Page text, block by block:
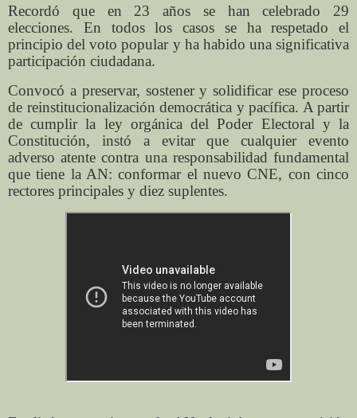
Recordó que en 23 años se han celebrado 29
elecciones. En todos los casos se ha respetado el
principio del voto popular y ha habido una significativa
participación ciudadana.
Convocó a preservar, sostener y solidificar ese proceso
de reinstitucionalización democrática y pacífica. A partir
de cumplir la ley orgánica del Poder Electoral y la
Constitución, instó a evitar que cualquier evento
adverso atente contra una responsabilidad fundamental
que tiene la AN: conformar el nuevo CNE, con cinco
rectores principales y diez suplentes.